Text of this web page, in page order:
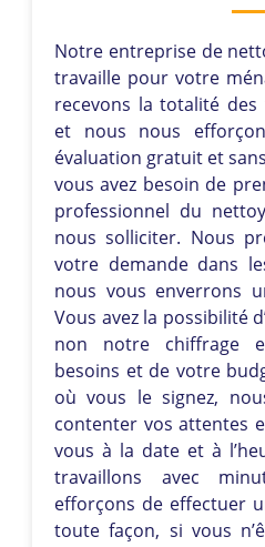
Notre entreprise de
travaille pour votre
recevons la totalité
et nous nous
évaluation gratuit et
vous avez besoin de
professionnel du
nous solliciter. Nous
votre demande dans
nous vous enverrons
Vous avez la possibilité
non notre chiffrage
besoins et de votre
où vous le signez,
contenter vos attentes
vous à la date et à
travaillons avec
efforçons de effectuer
toute façon, si vous